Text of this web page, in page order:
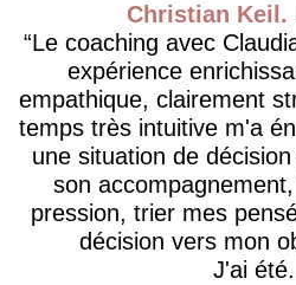
Christian Keil
Le coaching avec
expérience
empathique, clairement
temps très intuitive m'a
une situation de
son
pression, trier mes
décision vers mon
J'ai